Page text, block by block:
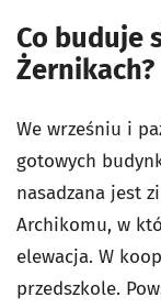
Co buduje
Żernikach?
We wrześniu i
gotowych
nasadzana jest
Archikomu, w
elewacja. W
przedszkole.